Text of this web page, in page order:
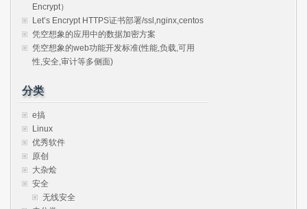
Encrypt）
Let’s Encrypt HTTPS证书部署/ssl,nginx,centos
凭空想象的应用中的数据加密方案
凭空想象的web功能开发标准(性能,负载,可用
性,安全,审计等多侧面)
分类
e搞
Linux
优秀软件
原创
大杂烩
安全
无线安全